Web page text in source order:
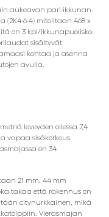
aukeavan pari-ikkunan.
(2K4-6-4) mitoiltaan 468 x
on 3 kpl/ikkunapuolisko.
sisältyvät
kohtaa ja asenna
avulla.
leveyden ollessa 7,4
vapaa sisäkorkeus
on 34
21 mm. 44 mm
takaa että rakennus on
citynurkkainen, mikä
Vierasmajan